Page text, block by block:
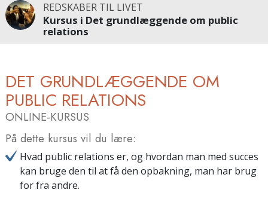
REDSKABER TIL LIVET
Kursus i Det grundlæggende om public
relations
DET GRUNDLÆGGENDE OM
PUBLIC RELATIONS
ONLINE-KURSUS
På dette kursus vil du lære:
Hvad public relations er, og hvordan man med succes
kan bruge den til at få den opbakning, man har brug
for fra andre.